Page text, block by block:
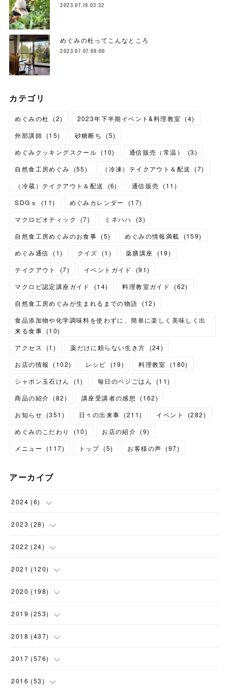
2023.07.19 03:32
めぐみの杜ってこんなところ
2023.07.07 09:00
カテゴリ
めぐみの杜 (2) 2023年下半期イベント&料理教室 (4)
外部講師 (15) 砂糖断ち (5)
めぐみクッキングスクール (10) 通信販売（常温） (3)
自然食工房めぐみ
(55) （冷凍）テイクアウト＆配送 (7)
（冷蔵）テイクアウト＆配送
(6) 通信販売 (11 )
SDGｓ
(11) めぐみカレンダー (17)
マクロビオティック
(7) ミネハハ (3)
自然食工房めぐみのお食事 (5) めぐみの情報満載 (159)
めぐみ通信
(1) クイズ (1 ) 薬膳講座 (19)
テイクアウト
(7) イベントガイド (91)
マクロビ認定講座ガイド
(14) 料理教室ガイド (62)
自然食工房めぐみが生まれるまでの物語
(12)
食品添加物や化学調味料を使わずに、簡単に楽しく美味しく出
来る食事 (10)
アクセス
(1 ) 薬だけに頼らない生き方 (24)
お店の情報
(102) レシピ (19) 料理教室 (180)
シャボン玉石けん
(1) 毎日のベジごはん (11)
商品の紹介 (82) 講座受講者の感想 (162)
お知らせ (351 ) 日々の出来事 (211) イベント (282)
めぐみのこだわり
(10) お店の紹介 (9)
メニュー
(117) トップ (5) お客様の声 (97)
アーカイブ
2024 (6)
(1)
(1 )
(1)
(1 )
2023 (28)
(2)
(1)
(1)
(2)
2022 (24)
(5)
(2)
(2)
(1)
2021 (120)
(12)
(3)
(1)
(9)
2020 (198)
(12)
(11)
(12)
(22
2019 (253)
(14)
(27)
(22
2018 (437)
(23)
(24
2017 (576)
(44
2016 (53)